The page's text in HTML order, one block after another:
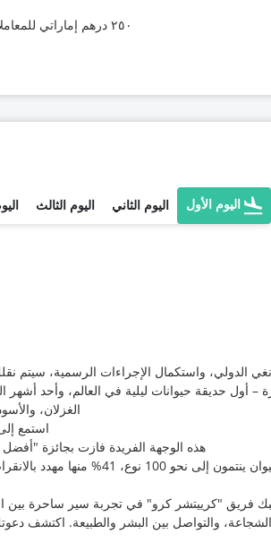
٢٥٠ درهم إماراتي للمعاملات أقل من ٤٬٢٥٠ درهم، و٣,٥٪ للمعاملات الأكبر.
اليوم الأول اليوم الثاني اليوم الثالث
الدولي، واستكمال الإجراءات الرسمية، سيتم
– أول حديقة حيوانات ليلية في العالم، وأحد
الغزلان،
استمع
هذه الوجهة الفريدة فازت بجائزة "أفضل معلم سياحي" 13 مرة من
فريق "كرييتشر كرو" في تجربة سير ساحرة بين
والشجاعة، والتواصل بين البشر والطبيعة. اكتشف